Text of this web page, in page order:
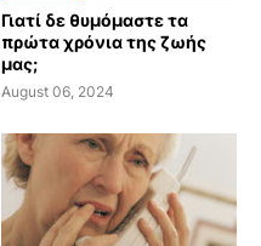
Γιατί δε θυμόμαστε τα
πρώτα χρόνια της ζωής
μας;
August 06, 2024